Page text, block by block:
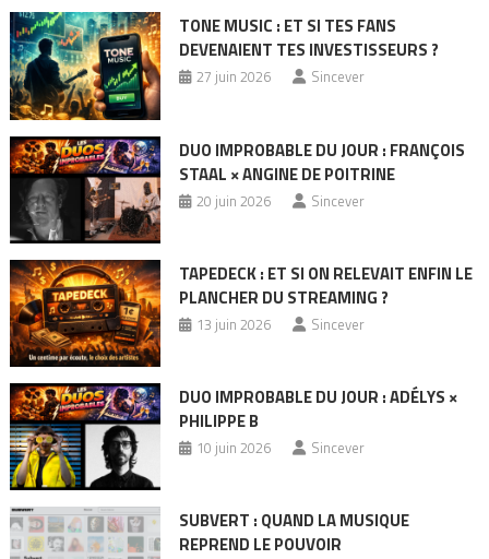
TONE MUSIC : ET SI TES FANS
DEVENAIENT TES INVESTISSEURS ?
27 juin 2026 Sincever
DUO IMPROBABLE DU JOUR : FRANÇOIS
STAAL × ANGINE DE POITRINE
20 juin 2026 Sincever
TAPEDECK : ET SI ON RELEVAIT ENFIN LE
PLANCHER DU STREAMING ?
13 juin 2026 Sincever
DUO IMPROBABLE DU JOUR : ADÉLYS ×
PHILIPPE B
10 juin 2026 Sincever
SUBVERT : QUAND LA MUSIQUE
REPREND LE POUVOIR